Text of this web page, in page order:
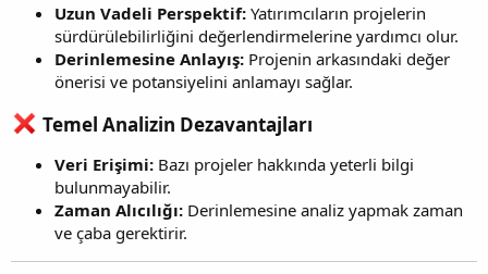
Uzun Vadeli Perspektif: Yatırımcıların projelerin
sürdürülebilirliğini değerlendirmelerine yardımcı olur.
Derinlemesine Anlayış: Projenin arkasındaki değer
önerisi ve potansiyelini anlamayı sağlar.
Temel Analizin Dezavantajları​
Veri Erişimi: Bazı projeler hakkında yeterli bilgi
bulunmayabilir.
Zaman Alıcılığı: Derinlemesine analiz yapmak zaman
ve çaba gerektirir.